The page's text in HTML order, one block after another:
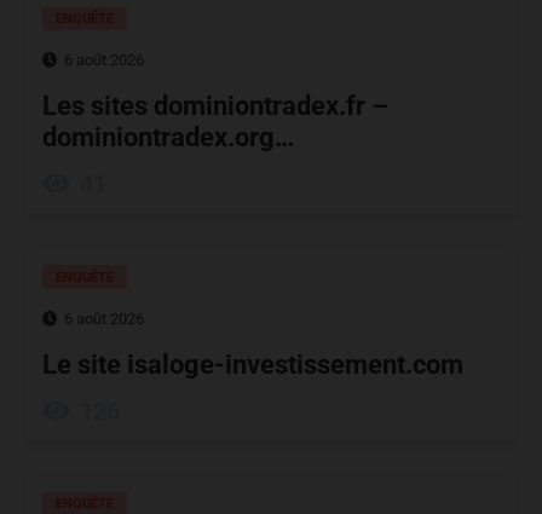
6 août 2026
Les sites dominiontradex.fr –
dominiontradex.org…
6 août 2026
Le site isaloge-investissement.com